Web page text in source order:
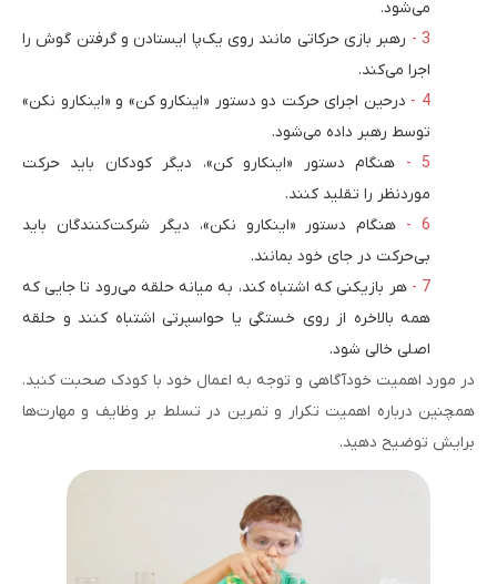
می‌شود.
رهبر بازی حرکاتی مانند روی یک‌پا ایستادن و گرفتن گوش را
اجرا می‌کند.
درحین اجرای حرکت دو دستور «اینکارو کن» و «اینکارو نکن»
توسط رهبر داده می‌شود.
هنگام دستور «اینکارو کن»، دیگر کودکان باید حرکت
موردنظر را تقلید کنند.
هنگام دستور «اینکارو نکن»، دیگر شرکت‌کنندگان باید
بی‌حرکت در جای خود بمانند.
هر بازیکنی که اشتباه کند، به میانه حلقه می‌رود تا جایی که
همه بالاخره از روی خستگی یا حواسپرتی اشتباه کنند و حلقه
اصلی خالی شود.
در مورد اهمیت خودآگاهی و توجه به اعمال خود با کودک صحبت کنید.
همچنین درباره اهمیت تکرار و تمرین در تسلط بر وظایف و مهارت‌ها
برایش توضیح دهید.